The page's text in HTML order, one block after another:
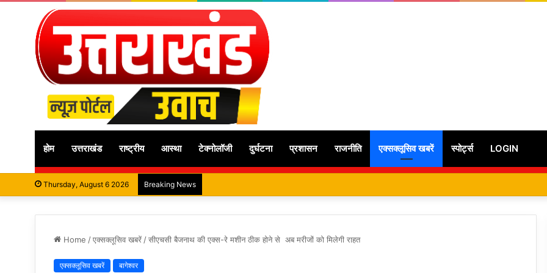
होम उत्तराखंड राष्ट्रीय आस्था टेक्नोलॉजी दुर्घटना प्रशासन राजनीति एक्सक्लूसिव खबरें स्पोर्ट्स LOGIN
Thursday, August 6 2026 Breaking News
Home /एक्सक्लूसिव खबरें /सीएचसी बैजनाथ की एक्स-रे मशीन ठीक होने से अब मरीजों को मिलेगी राहत
एक्सक्लूसिव खबरें बागेश्वर